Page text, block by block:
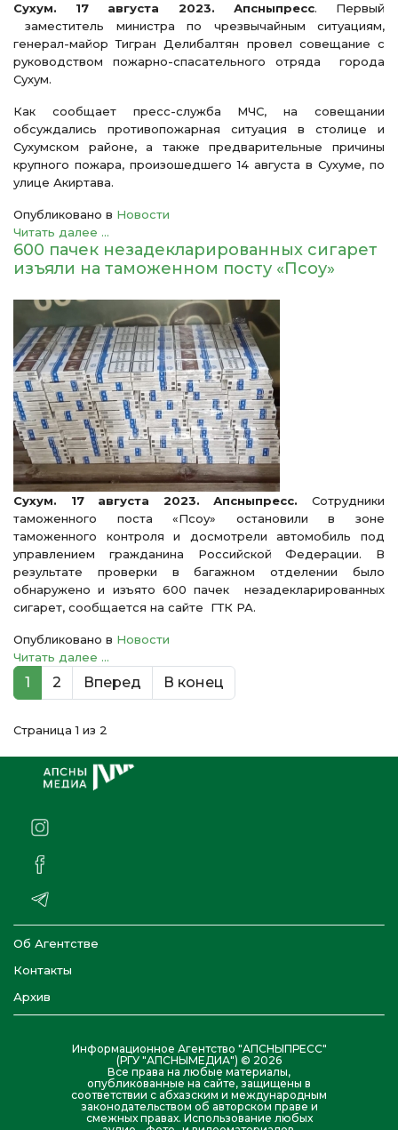
Сухум. 17 августа 2023. Апсныпресс. Первый
заместитель министра по чрезвычайным ситуациям,
генерал-майор Тигран Делибалтян провел совещание с
руководством пожарно-спасательного отряда города
Сухум.
Как сообщает пресс-служба МЧС, на совещании
обсуждались противопожарная ситуация в столице и
Сухумском районе, а также предварительные причины
крупного пожара, произошедшего 14 августа в Сухуме, по
улице Акиртава.
Опубликовано в Новости
Читать далее ...
600 пачек незадекларированных сигарет
изъяли на таможенном посту «Псоу»
Сухум. 17 августа 2023. Апсныпресс. Сотрудники
таможенного поста «Псоу» остановили в зоне
таможенного контроля и досмотрели автомобиль под
управлением гражданина Российской Федерации. В
результате проверки в багажном отделении было
обнаружено и изъято 600 пачек незадекларированных
сигарет, сообщается на сайте ГТК РА.
Опубликовано в Новости
Читать далее ...
1 2 Вперед В конец
Страница 1 из 2
Об Агентстве
Контакты
Архив
Информационное Агентство "АПСНЫПРЕСС"
(РГУ "АПСНЫМЕДИА") © 2026
Все права на любые материалы,
опубликованные на сайте, защищены в
соответствии с абхазским и международным
законодательством об авторском праве и
смежных правах. Использование любых